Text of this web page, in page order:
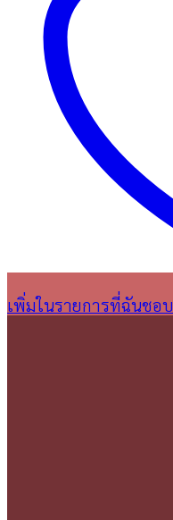
เพิ่มในรายการที่ฉันชอบ